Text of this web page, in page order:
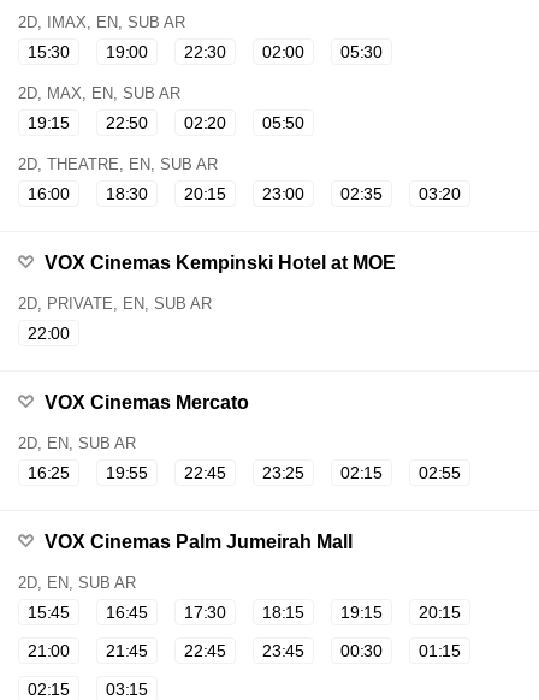
2D, IMAX, EN, SUB AR
15:30 19:00 22:30 02:00 05:30
2D, MAX, EN, SUB AR
19:15 22:50 02:20 05:50
2D, THEATRE, EN, SUB AR
16:00 18:30 20:15 23:00 02:35 03:20
VOX Cinemas Kempinski Hotel at MOE
2D, PRIVATE, EN, SUB AR
22:00
VOX Cinemas Mercato
2D, EN, SUB AR
16:25 19:55 22:45 23:25 02:15 02:55
VOX Cinemas Palm Jumeirah Mall
2D, EN, SUB AR
15:45 16:45 17:30 18:15 19:15
20:15
21:00
21:45 22:45 23:45 00:30
01:15
02:15
03:15